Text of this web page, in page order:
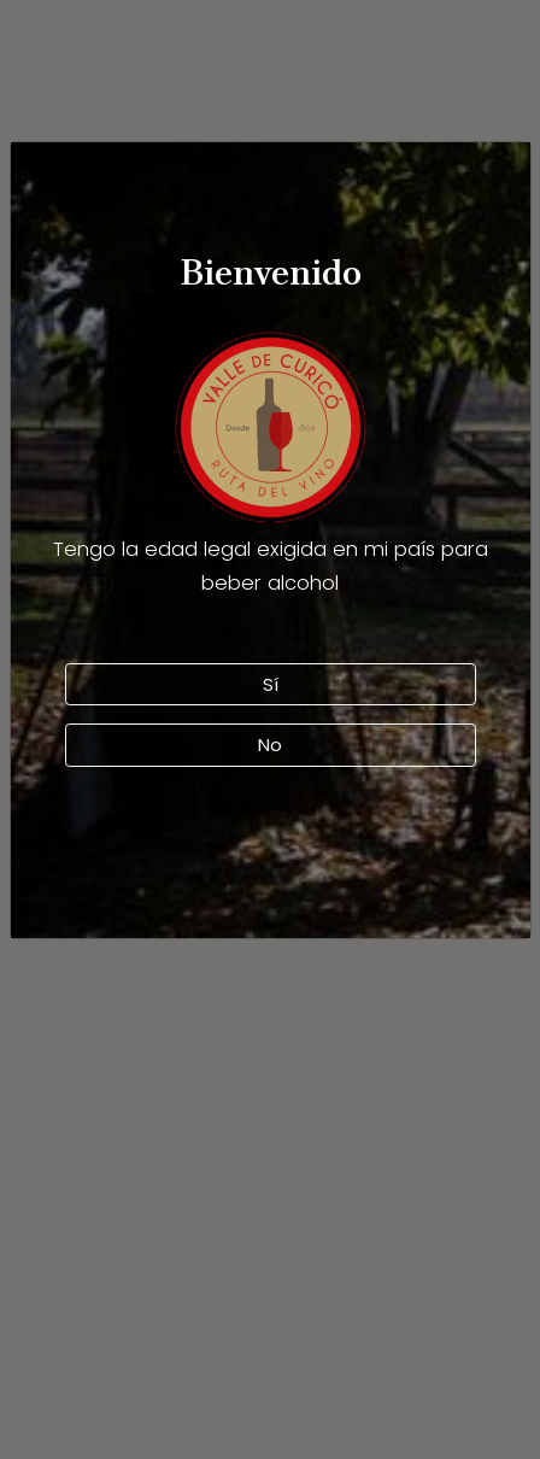
Bienvenido
Tengo la edad legal exigida en mi país para
beber alcohol
Sí
No
Hotel Pulkü
Los Pinos 24, Curicó, Chile
¿Cómo llegar?
Ver detalle